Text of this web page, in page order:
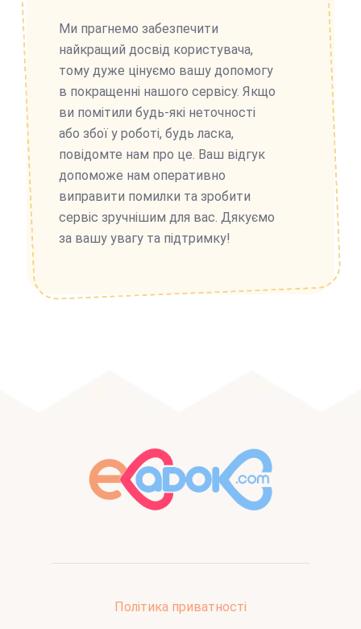
Ми прагнемо забезпечити
найкращий досвід користувача,
тому дуже цінуємо вашу допомогу
в покращенні нашого сервісу. Якщо
ви помітили будь-які неточності
або збої у роботі, будь ласка,
повідомте нам про це. Ваш відгук
допоможе нам оперативно
виправити помилки та зробити
сервіс зручнішим для вас. Дякуємо
за вашу увагу та підтримку!
Політика приватності